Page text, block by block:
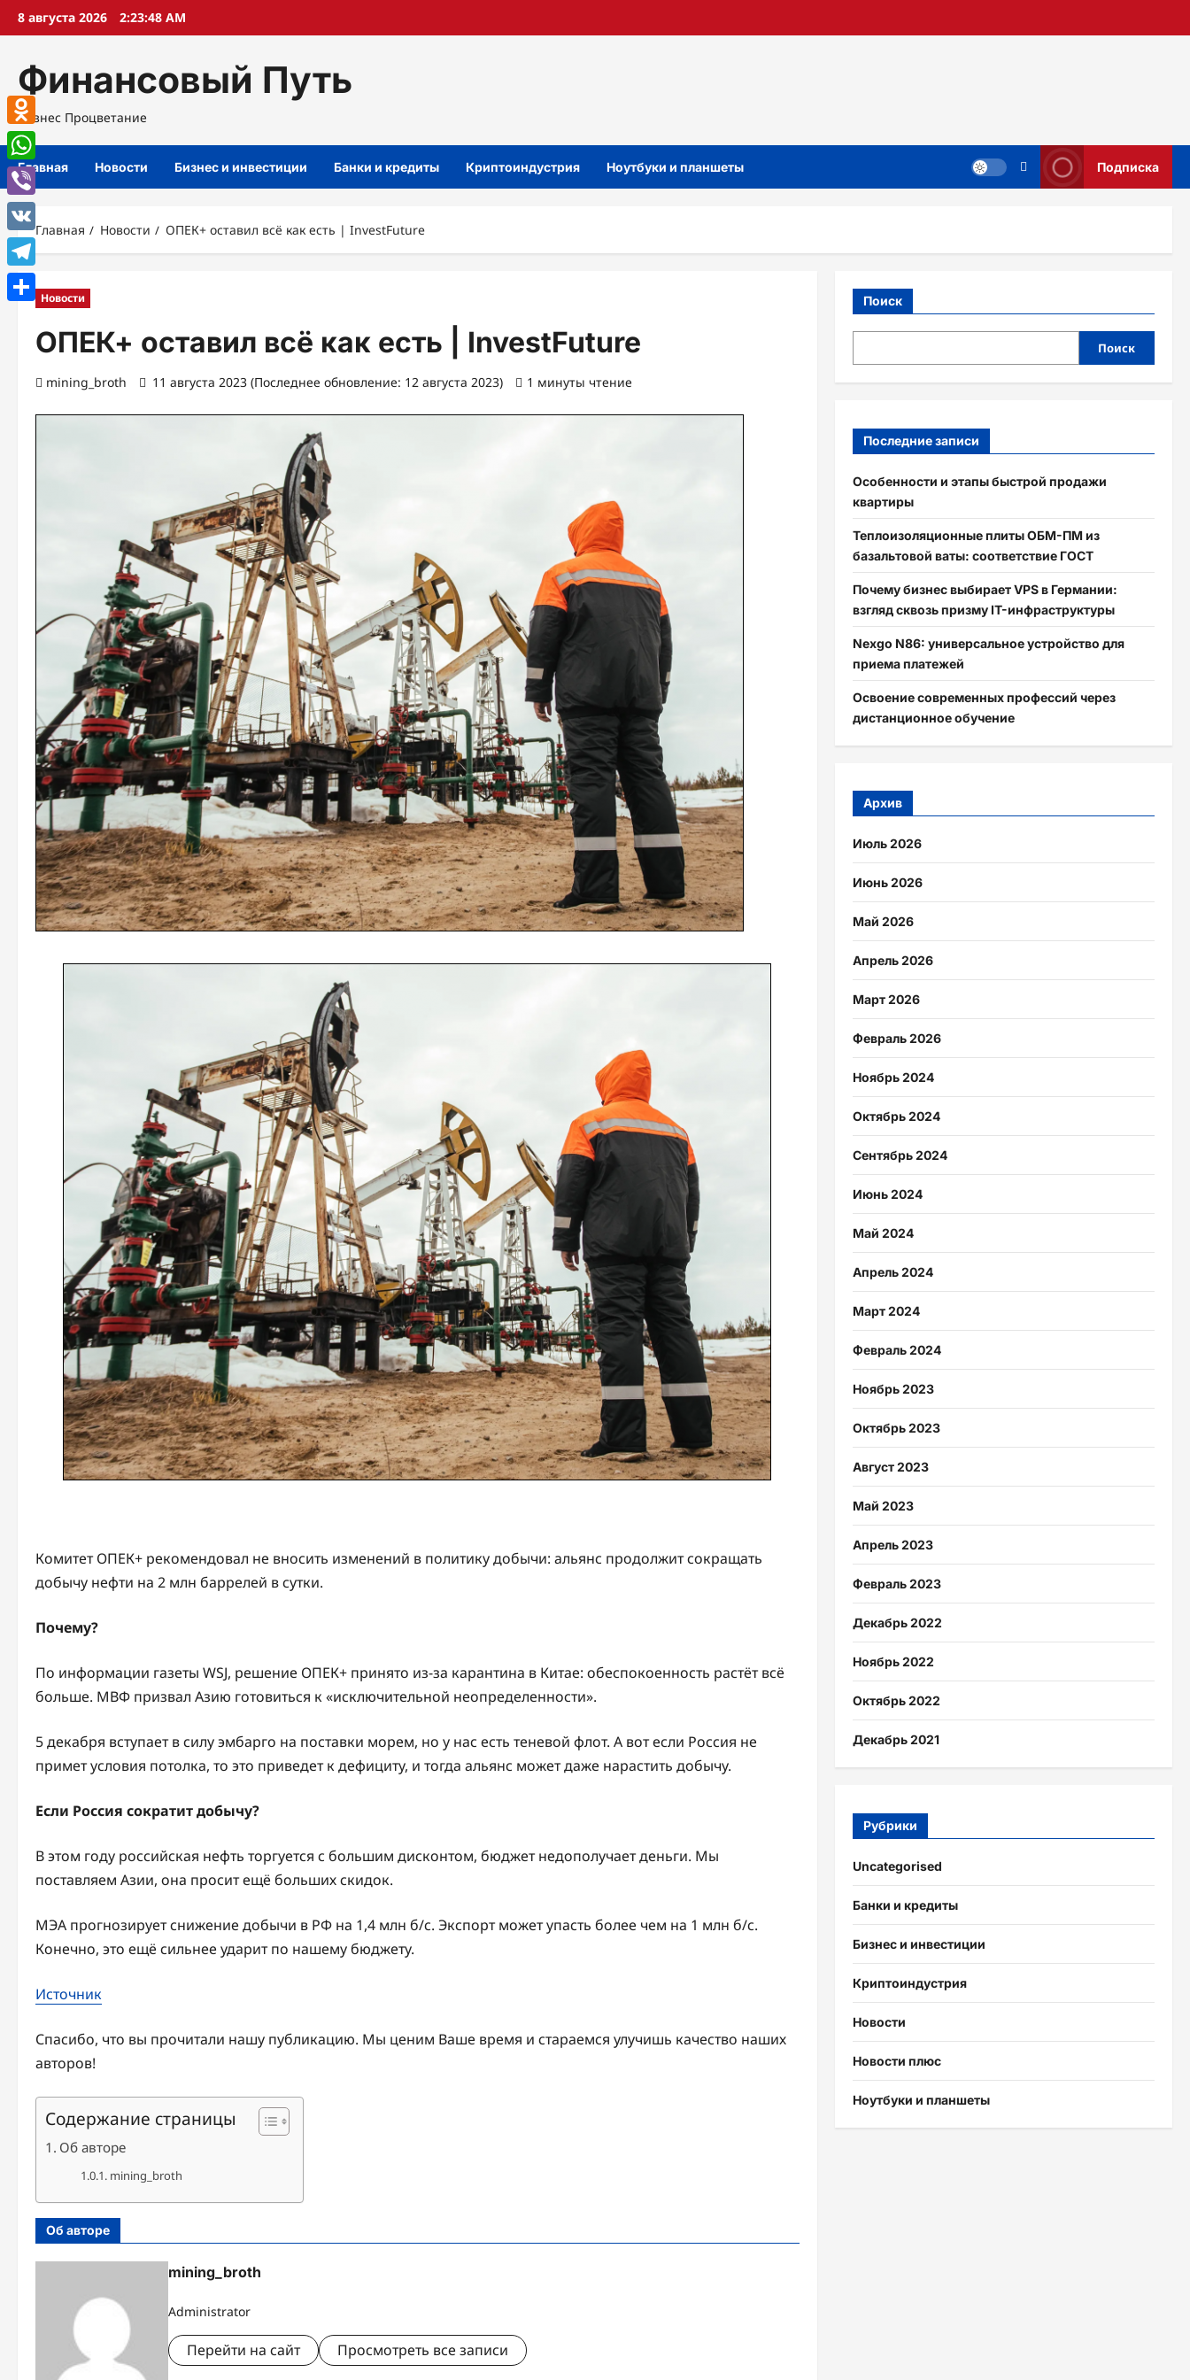
Перейти
8 августа 2026 2:23:50 AM
Финансовый Путь
Бизнес Процветание
Главная Новости Бизнес и инвестиции Банки и кредиты Криптоиндустрия Ноутбуки и планшеты Подписка
Главная Новости ОПЕК+ оставил всё как есть | InvestFuture
Новости
ОПЕК+ оставил всё как есть | InvestFuture
mining_broth 11 августа 2023 (Последнее обновление: 12 августа 2023) 1 минуты чтение
Комитет ОПЕК+ рекомендовал не вносить изменений в политику добычи: альянс продолжит сокращать
добычу нефти на 2 млн баррелей в сутки.
Почему?
По информации газеты WSJ, решение ОПЕК+ принято из-за карантина в Китае: обеспокоенность растёт всё
больше. МВФ призвал Азию готовиться к «исключительной неопределенности».
5 декабря вступает в силу эмбарго на поставки морем, но у нас есть теневой флот. А вот если Россия не
примет условия потолка, то это приведет к дефициту, и тогда альянс может даже нарастить добычу.
Если Россия сократит добычу?
В этом году российская нефть торгуется с большим дисконтом, бюджет недополучает деньги. Мы
поставляем Азии, она просит ещё больших скидок.
МЭА прогнозирует снижение добычи в РФ на 1,4 млн б/с. Экспорт может упасть более чем на 1 млн б/с.
Конечно, это ещё сильнее ударит по нашему бюджету.
Источник
Спасибо, что вы прочитали нашу публикацию. Мы ценим Ваше время и стараемся улучишь качество наших
авторов!
Содержание страницы
Об авторе
mining_broth
Об авторе
mining_broth
Administrator
Перейти на сайт Просмотреть все записи
Поиск
Поиск
Последние записи
Особенности и этапы быстрой продажи
квартиры
Теплоизоляционные плиты ОБМ-ПМ из
базальтовой ваты: соответствие ГОСТ
Почему бизнес выбирает VPS в Германии:
взгляд сквозь призму IT-инфраструктуры
Nexgo N86: универсальное устройство для
приема платежей
Освоение современных профессий через
дистанционное обучение
Архив
Июль 2026
Июнь 2026
Май 2026
Апрель 2026
Март 2026
Февраль 2026
Ноябрь 2024
Октябрь 2024
Сентябрь 2024
Июнь 2024
Май 2024
Апрель 2024
Март 2024
Февраль 2024
Ноябрь 2023
Октябрь 2023
Август 2023
Май 2023
Апрель 2023
Февраль 2023
Декабрь 2022
Ноябрь 2022
Октябрь 2022
Декабрь 2021
Рубрики
Uncategorised
Банки и кредиты
Бизнес и инвестиции
Криптоиндустрия
Новости
Новости плюс
Ноутбуки и планшеты
Odnoklassniki
WhatsApp
Viber
VK
Telegram